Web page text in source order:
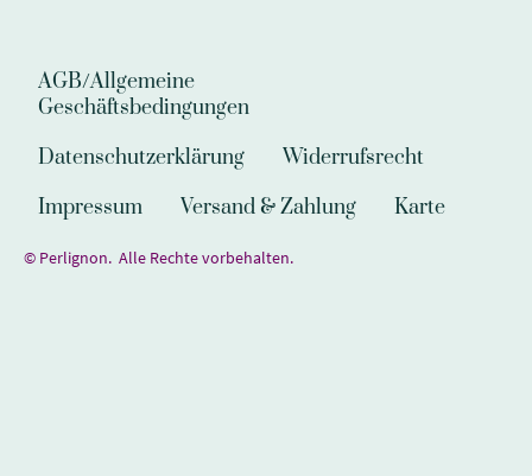
AGB/Allgemeine
Geschäftsbedingungen
Datenschutzerklärung
Widerrufsrecht
Impressum
Versand & Zahlung Karte
© Perlignon. Alle Rechte vorbehalten.